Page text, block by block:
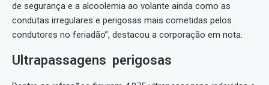
de segurança e a alcoolemia ao volante ainda como as
condutas irregulares e perigosas mais cometidas pelos
condutores no feriadão”, destacou a corporação em nota.
Ultrapassagens perigosas